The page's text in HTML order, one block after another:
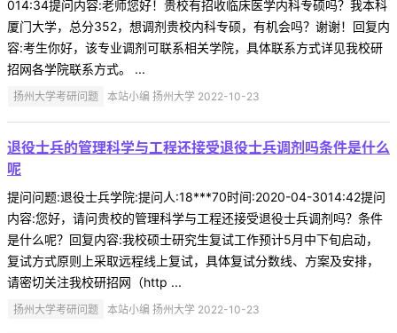
014:34提问内容:老师您好！贵校有招收临床医学内科专硕吗？我本科
厦门大学，总分352，想调剂贵校内科专硕，有机会吗？谢谢！回复内
容:考生你好，该专业调剂可联系相关学院，具体联系方式详见我校研
招网各学院联系方式。 ...
扬州大学考研问题 本站小编 扬州大学 2022-10-23
退役士兵的管理科学与工程还接受退役士兵调剂吗条件是什么
呢
提问问题:退役士兵学院:提问人:18***70时间:2020-04-3014:42提问
内容:您好，请问贵校的管理科学与工程还接受退役士兵调剂吗？条件
是什么呢？回复内容:我校硕士研究生复试工作预计5月中下旬启动，
复试方式原则上采取远程线上复试，具体复试分数线、方案及安排，
请密切关注我校研招网（http ...
扬州大学考研问题 本站小编 扬州大学 2022-10-23